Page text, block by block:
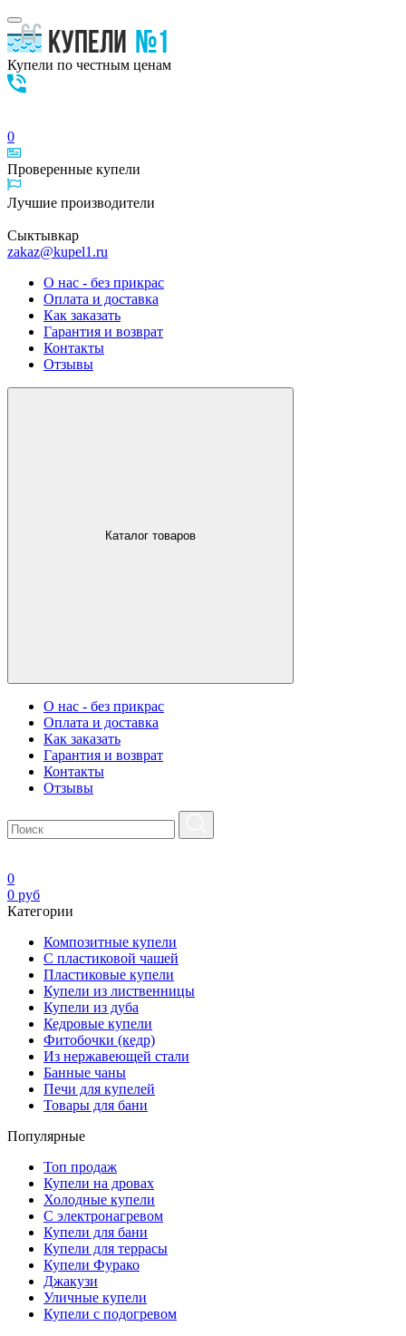
Купели по честным ценам
0
Проверенные купели
Лучшие производители
Сыктывкар
zakaz@kupel1.ru
О нас - без прикрас
Оплата и доставка
Как заказать
Гарантия и возврат
Контакты
Отзывы
Каталог товаров
О нас - без прикрас
Оплата и доставка
Как заказать
Гарантия и возврат
Контакты
Отзывы
0
0 руб
Категории
Композитные купели
С пластиковой чашей
Пластиковые купели
Купели из лиственницы
Купели из дуба
Кедровые купели
Фитобочки (кедр)
Из нержавеющей стали
Банные чаны
Печи для купелей
Товары для бани
Популярные
Топ продаж
Купели на дровах
Холодные купели
С электронагревом
Купели для бани
Купели для террасы
Купели Фурако
Джакузи
Уличные купели
Купели с подогревом